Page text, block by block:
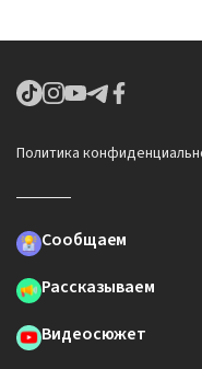
Политика
Сообщаем
Рассказываем
Видеосюжет